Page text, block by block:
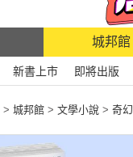
城邦館
新書上市 即將出版
> 城邦館 > 文學小說 > 奇